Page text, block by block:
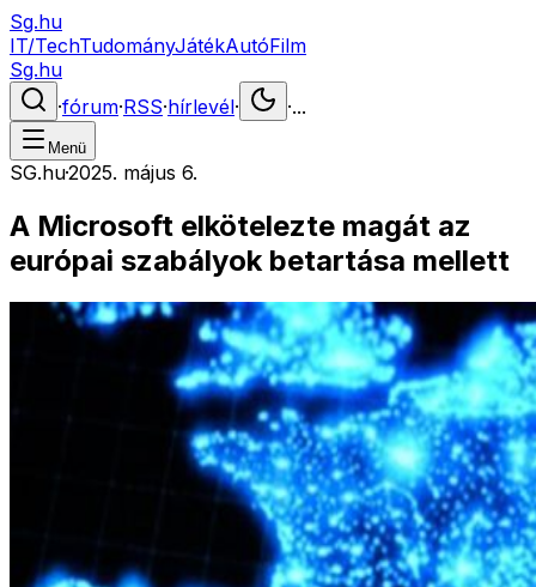
Sg.hu
IT/TechTudományJátékAutóFilm
Sg.hu
·fórum·RSS·hírlevél· ·...
Menü
SG.hu·2025. május 6.
A Microsoft elkötelezte magát az
európai szabályok betartása mellett